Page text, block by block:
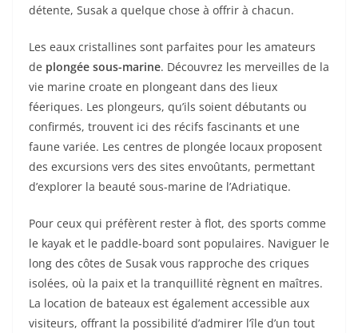
détente, Susak a quelque chose à offrir à chacun.
Les eaux cristallines sont parfaites pour les amateurs
de plongée sous-marine. Découvrez les merveilles de la
vie marine croate en plongeant dans des lieux
féeriques. Les plongeurs, qu’ils soient débutants ou
confirmés, trouvent ici des récifs fascinants et une
faune variée. Les centres de plongée locaux proposent
des excursions vers des sites envoûtants, permettant
d’explorer la beauté sous-marine de l’Adriatique.
Pour ceux qui préfèrent rester à flot, des sports comme
le kayak et le paddle-board sont populaires. Naviguer le
long des côtes de Susak vous rapproche des criques
isolées, où la paix et la tranquillité règnent en maîtres.
La location de bateaux est également accessible aux
visiteurs, offrant la possibilité d’admirer l’île d’un tout